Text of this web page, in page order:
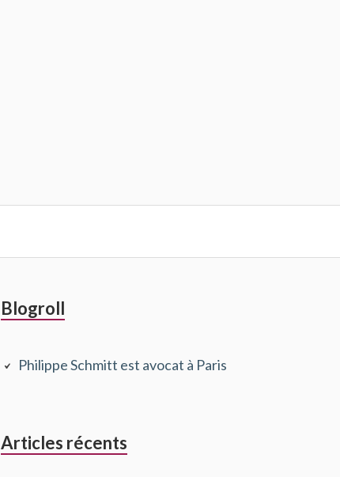
Barre
principale
Blogroll
Philippe Schmitt est avocat à Paris
Articles récents